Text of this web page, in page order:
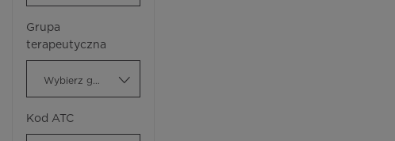
Grupa
terapeutyczna
Kod ATC